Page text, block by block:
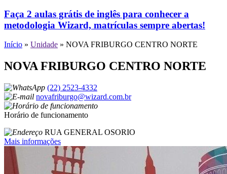
Faça 2 aulas grátis de inglês para conhecer a
metodologia Wizard, matrículas sempre abertas!
Início » Unidade » NOVA FRIBURGO CENTRO NORTE
NOVA FRIBURGO CENTRO NORTE
(22) 2523-4332
novafriburgo@wizard.com.br
Horário de funcionamento
RUA GENERAL OSORIO
Mais informações